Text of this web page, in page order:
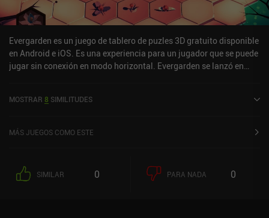
los que elegir, lo que hace que el juego resulte menos
agotador.Cosmic Express es un juego premium de 4,99 $ sin
anuncios ni iAP. Dejando a un lado las rarezas temáticas, todos los
aspectos del juego son de primera categoría para el género, así
que lo recomiendo encarecidamente a cualquier fan de los puzles.
Evergarden es un juego de tablero de puzles 3D gratuito disponible
en Android e iOS. Es una experiencia para un jugador que se puede
jugar sin conexión en modo horizontal. Evergarden se lanzó en
MOSTRAR 8 SIMILITUDES
MÁS JUEGOS COMO ESTE
SIMILAR 0 PARA NADA 0